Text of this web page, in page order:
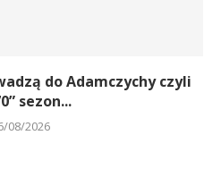
do Adamczychy czyli
sezon...
08/2026